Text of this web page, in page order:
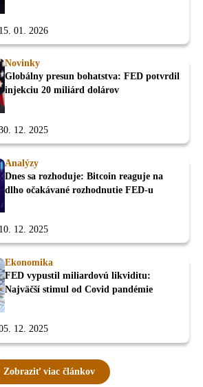
15. 01. 2026
Novinky
Globálny presun bohatstva: FED potvrdil
injekciu 20 miliárd dolárov
12. 2025
Analýzy
Dnes sa rozhoduje: Bitcoin reaguje na
dlho očakávané rozhodnutie FED-u
10. 12. 2025
Ekonomika
FED vypustil miliardovú likviditu:
Najväčší stimul od Covid pandémie
12. 2025
Zobraziť viac článkov